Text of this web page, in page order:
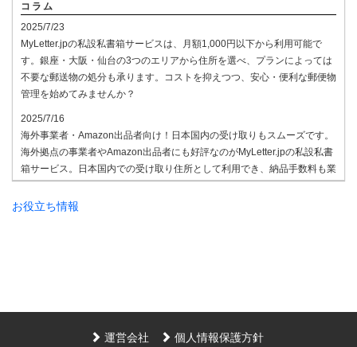
コラム
2025/7/23
MyLetter.jpの私設私書箱サービスは、月額1,000円以下から利用可能で
す。銀座・大阪・仙台の3つのエリアから住所を選べ、プランによっては
不要な郵送物の処分も承ります。コストを抑えつつ、安心・便利な郵便物
管理を始めてみませんか？
2025/7/16
海外事業者・Amazon出品者向け！日本国内の受け取りもスムーズです。
海外拠点の事業者やAmazon出品者にも好評なのがMyLetter.jpの私設私書
箱サービス。日本国内での受け取り住所として利用でき、納品手数料も業
す。ご相談はお気軽にどうぞ。
ビジネスシーンでは、紙の書類を電子データ化する流れが加速していま
お役立ち情報
運営会社 個人情報保護方針